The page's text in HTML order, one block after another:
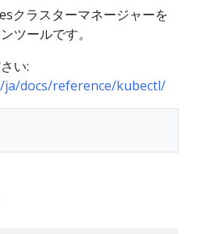
クラスターマネージャーを
ツールです。
い:
docs/reference/kubectl/